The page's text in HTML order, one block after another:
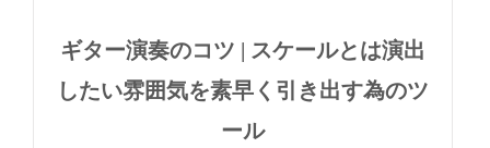
ギター演奏のコツ | スケールとは演出
したい雰囲気を素早く引き出す為のツ
ール